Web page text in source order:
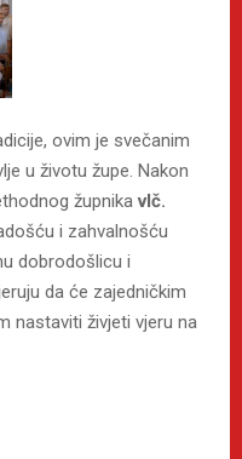
ovim je svečanim
u životu župe. Nakon
župnikavlč.
i zahvalnošću
dobrodošlicu i
da će zajedničkim
nastaviti živjeti vjeru na